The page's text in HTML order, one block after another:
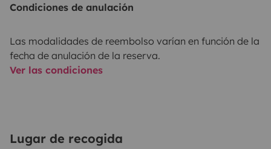
Condiciones de anulación
Las modalidades de reembolso varían en función de la
fecha de anulación de la reserva.
Ver las condiciones
Lugar de recogida